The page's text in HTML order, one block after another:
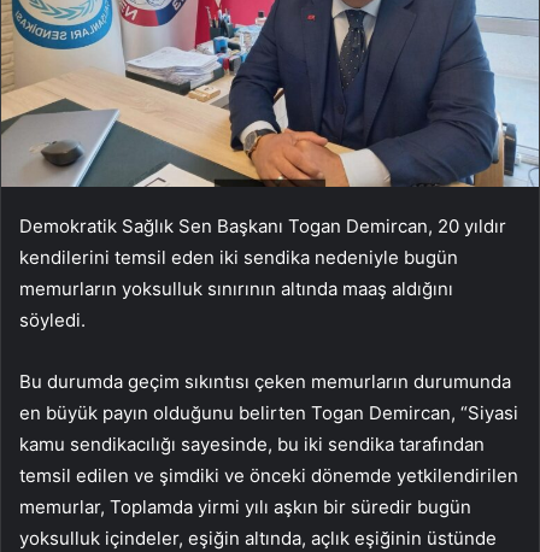
Demokratik Sağlık Sen Başkanı Togan Demircan, 20 yıldır
kendilerini temsil eden iki sendika nedeniyle bugün
memurların yoksulluk sınırının altında maaş aldığını
söyledi.
Bu durumda geçim sıkıntısı çeken memurların durumunda
en büyük payın olduğunu belirten Togan Demircan, “Siyasi
kamu sendikacılığı sayesinde, bu iki sendika tarafından
temsil edilen ve şimdiki ve önceki dönemde yetkilendirilen
memurlar, Toplamda yirmi yılı aşkın bir süredir bugün
yoksulluk içindeler, eşiğin altında, açlık eşiğinin üstünde